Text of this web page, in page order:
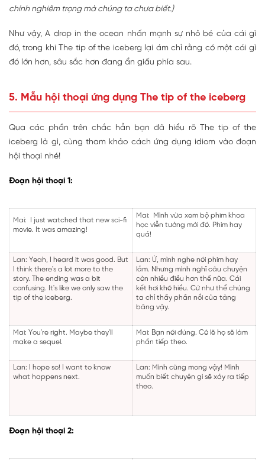
chính nghiêm trọng mà chúng ta chưa biết.)
Như vậy, A drop in the ocean nhấn mạnh sự nhỏ bé của cái gì
đó, trong khi The tip of the iceberg lại ám chỉ rằng có một cái gì
đó lớn hơn, sâu sắc hơn đang ẩn giấu phía sau.
5. Mẫu hội thoại ứng dụng The tip of the iceberg
Qua các phần trên chắc hẳn bạn đã hiểu rõ The tip of the
iceberg là gì, cùng tham khảo cách ứng dụng idiom vào đoạn
hội thoại nhé!
Đoạn hội thoại 1:
Mai: I just watched that new sci-fi
movie. It was amazing!
Mai: Mình vừa xem bộ phim khoa
học viễn tưởng mới đó. Phim hay
quá!
Lan: Yeah, I heard it was good. But
I think there's a lot more to the
story. The ending was a bit
confusing. It's like we only saw the
tip of the iceberg.
Lan: Ừ, mình nghe nói phim hay
lắm. Nhưng mình nghĩ câu chuyện
còn nhiều điều hơn thế nữa. Cái
kết hơi khó hiểu. Cứ như thể chúng
ta chỉ thấy phần nổi của tảng
băng vậy.
Mai: You're right. Maybe they'll
make a sequel.
Mai: Bạn nói đúng. Có lẽ họ sẽ làm
phần tiếp theo.
Lan: I hope so! I want to know
what happens next.
Lan: Mình cũng mong vậy! Mình
muốn biết chuyện gì sẽ xảy ra tiếp
theo.
Đoạn hội thoại 2: